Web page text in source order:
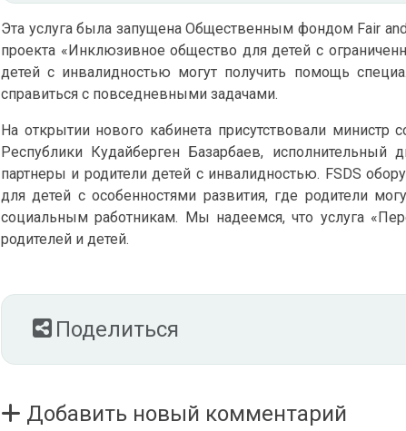
Эта услуга была запущена Общественным фондом Fair
проекта «Инклюзивное общество для детей с
детей с инвалидностью могут получить помощь
справиться с повседневными задачами.
На открытии нового кабинета присутствовали
Республики Кудайберген Базарбаев,
партнеры и родители детей с инвалидностью. FSDS
для детей с особенностями развития, где родители
социальным работникам. Мы надеемся, что услуга
родителей и детей.
Поделиться
Добавить новый комментарий